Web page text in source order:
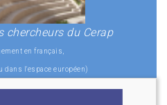
chercheurs du Cerap
en français,
dans l'espace européen)